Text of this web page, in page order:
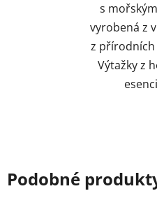
s
vyrobená z
z
Výtažky z
Podobné